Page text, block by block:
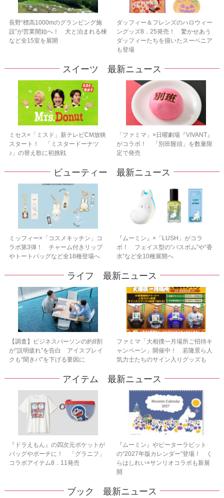
長野“標高1000mのグランピング施
設”が営業開始へ！ 犬と泊まれる棟
など全15室を展開
ダッフィー＆フレンズのハロウィー
ングッズ8．25発売！ 驚かせあう
ダッフィーたちを描いたスーベニア
も登場
スイーツ 最新ニュース
ミセス×「ミスド」新テレビCM放映
スタート！ 「ミスタードーナツ
♪」の替え歌に初挑戦
「ファミマ」×日曜劇場『VIVANT』
がコラボ！ 「別班饅頭」を数量限
定で発売
ビューティー 最新ニュース
ミッフィー×「コスメキッチン」コ
ラボ第3弾！ チャーム付きリップ
やトートバッグなど全18種登場へ
『ムーミン』×「LUSH」がコラ
ボ！ フェイス型の“バスボム”や“香
水”など全10種展開へ
ライフ 最新ニュース
【調査】ビジネスパーソンの約8割
が“説明疲れ”を告白 アイスブレイ
クも“聞きパ”を下げる要因に
ファミマ「大相撲一月場所ご招待キ
ャンペーン」開催中！ 若隆景ら人
気力士たちのサイン入りグッズも
アイテム 最新ニュース
『ドラえもん』の四次元ポケットが
バッグやポーチに！ 「グラニフ」
コラボアイテム8．11発売
『ムーミン』やピーターラビット
の“2027年版カレンダー”登場！ く
らはしれい×サンリオコラボも新展
開
ブック 最新ニュース